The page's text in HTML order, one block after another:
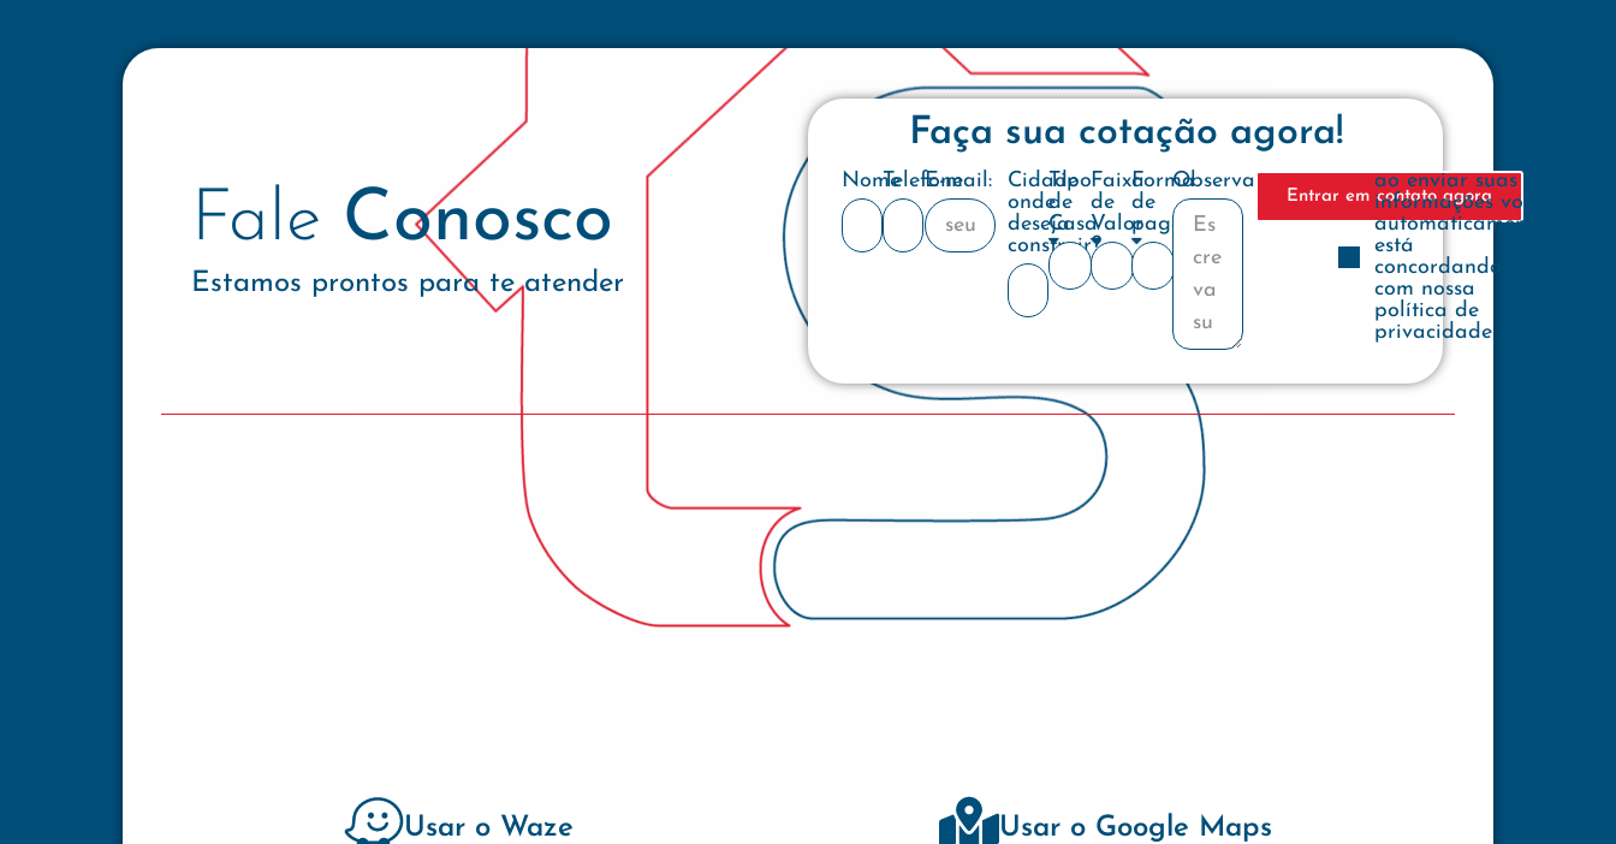
Fale Conosco
Estamos prontos para te atender
Faça sua cotação agora!
NomeTelefone
E-mail:
Cidade
onde
deseja
construir?
Tipo
de
Casa
Faixa
de
Valor
Forma
de
pagamento
Observações
Entrar em contato agora
ao enviar suas
informações você
automaticamente
está
concordando
com nossa
política de
privacidade
Usar o Waze Usar o Google Maps